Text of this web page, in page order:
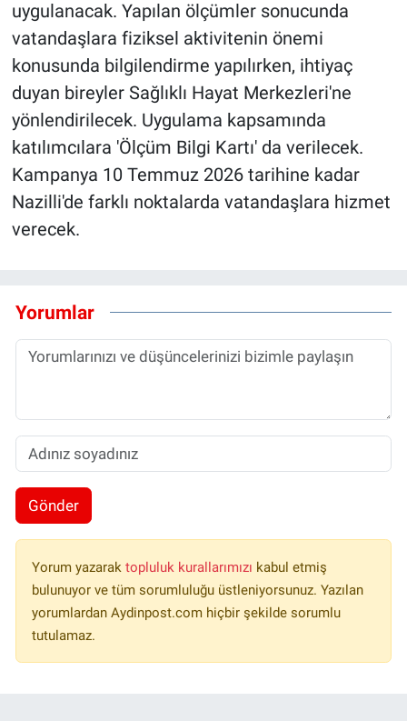
uygulanacak. Yapılan ölçümler sonucunda
vatandaşlara fiziksel aktivitenin önemi
konusunda bilgilendirme yapılırken, ihtiyaç
duyan bireyler Sağlıklı Hayat Merkezleri'ne
yönlendirilecek. Uygulama kapsamında
katılımcılara 'Ölçüm Bilgi Kartı' da verilecek.
Kampanya 10 Temmuz 2026 tarihine kadar
Nazilli'de farklı noktalarda vatandaşlara hizmet
verecek.
Yorumlar
Gönder
Yorum yazarak topluluk kurallarımızı kabul etmiş
bulunuyor ve tüm sorumluluğu üstleniyorsunuz. Yazılan
yorumlardan Aydinpost.com hiçbir şekilde sorumlu
tutulamaz.